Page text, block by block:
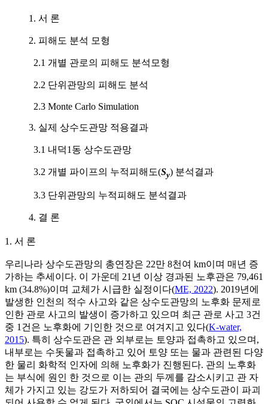
1. 서 론
2. 피해도 분석 모형
2.1 개별 관로의 피해도 분석모형
2.2 단위관망의 피해도 분석
2.3 Monte Carlo Simulation
3. 실제 상수도관망 적용결과
3.1 내덕1동 상수도관망
3.2 개별 파이프의 누적피해도(Sy) 분석결과
3.3 단위관망의 누적피해도 분석결과
4. 결 론
1. 서 론
우리나라 상수도관망의 총연장은 22만 8천여 km이며 매년 증
가하는 추세이다. 이 가운데 21년 이상 경과된 노후관은 79,461
km (34.8%)이며 교체가 시급한 실정이다(ME, 2022). 2019년에
발생한 인천의 적수 사고와 같은 상수도관망의 노후화 문제로
인한 관로 사고의 발생이 증가하고 있으며 최근 관로 사고 3건
중 1건은 노후화에 기인한 것으로 여겨지고 있다(K-water,
2015). 특히 상수도관은 관 외부로는 토양과 접촉하고 있으며,
내부로는 수돗물과 접촉하고 있어 토양 또는 물과 관련된 다양
한 물리 화학적 인자에 의해 노후화가 진행된다. 관의 노후화
는 부식에 원인 한 것으로 이는 관의 두께를 감소시키고 관 자
체가 가지고 있는 강도가 저하되어 결국에는 상수도관이 파괴